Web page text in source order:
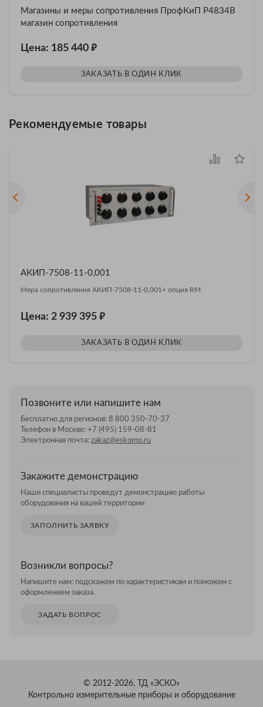
Магазины и меры сопротивления ПрофКиП Р4834В
магазин сопротивления
Цена: 185 440 ₽
ЗАКАЗАТЬ В ОДИН КЛИК
Рекомендуемые товары
АКИП-7508-11-0,001
Мера сопротивления АКИП-7508-11-0,001+ опция RM
Цена: 2 939 395 ₽
ЗАКАЗАТЬ В ОДИН КЛИК
Позвоните или напишите нам
Бесплатно для регионов: 8 800 350-70-37
Телефон в Москве: +7 (495) 159-08-81
Электронная почта: zakaz@eskomp.ru
Закажите демонстрацию
Наши специалисты проведут демонстрацию работы
оборудования на вашей территории
ЗАПОЛНИТЬ ЗАЯВКУ
Возникли вопросы?
Напишите нам: подскажем по характеристикам и поможем с
оформлением заказа.
ЗАДАТЬ ВОПРОС
© 2012-2026, ТД «ЭСКО»
Контрольно измерительные приборы и оборудование